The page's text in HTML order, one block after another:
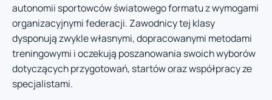
autonomii sportowców światowego formatu z wymogami
organizacyjnymi federacji. Zawodnicy tej klasy
dysponują zwykle własnymi, dopracowanymi metodami
treningowymi i oczekują poszanowania swoich wyborów
dotyczących przygotowań, startów oraz współpracy ze
specjalistami.